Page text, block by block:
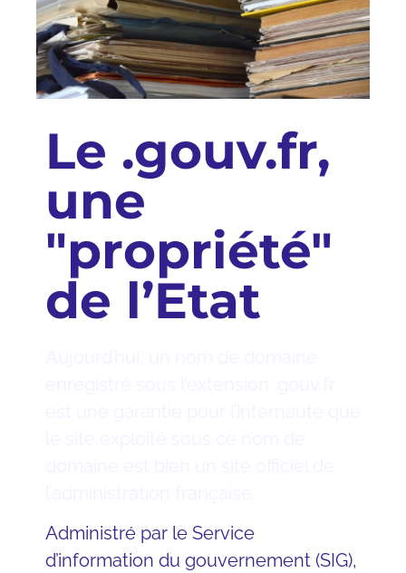
Le .gouv.fr,
une
"propriété"
de l’Etat
Administré par le Service
d’information du gouvernement (SIG),